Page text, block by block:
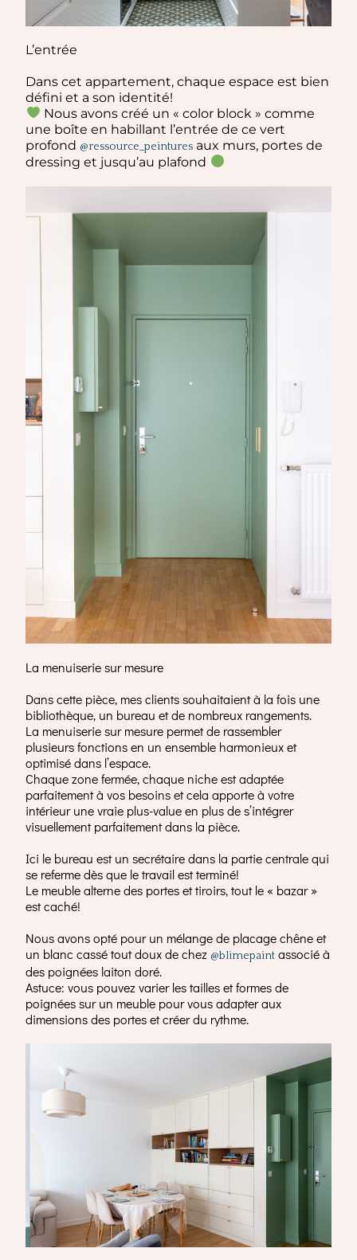
L’entrée
Dans cet appartement, chaque espace est bien
défini et a son identité!
Nous avons créé un « color block » comme
une boîte en habillant l’entrée de ce vert
profond@ressource_peintures aux murs, portes de
dressing et jusqu’au plafond
La menuiserie sur mesure
Dans cette pièce, mes clients souhaitaient à la fois une
bibliothèque, un bureau et de nombreux rangements.
La menuiserie sur mesure permet de rassembler
plusieurs fonctions en un ensemble harmonieux et
optimisé dans l’espace.
Chaque zone fermée, chaque niche est adaptée
parfaitement à vos besoins et cela apporte à votre
intérieur une vraie plus-value en plus de s’intégrer
visuellement parfaitement dans la pièce.
Ici le bureau est un secrétaire dans la partie centrale qui
se referme dès que le travail est terminé!
Le meuble alterne des portes et tiroirs, tout le « bazar »
est caché!
Nous avons opté pour un mélange de placage chêne et
un blanc cassé tout doux de chez@blimepaint associé à
des poignées laiton doré.
Astuce: vous pouvez varier les tailles et formes de
poignées sur un meuble pour vous adapter aux
dimensions des portes et créer du rythme.